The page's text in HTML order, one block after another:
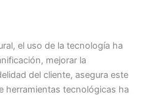
el uso de la tecnología ha
mejorar la
del cliente, asegura este
herramientas tecnológicas ha